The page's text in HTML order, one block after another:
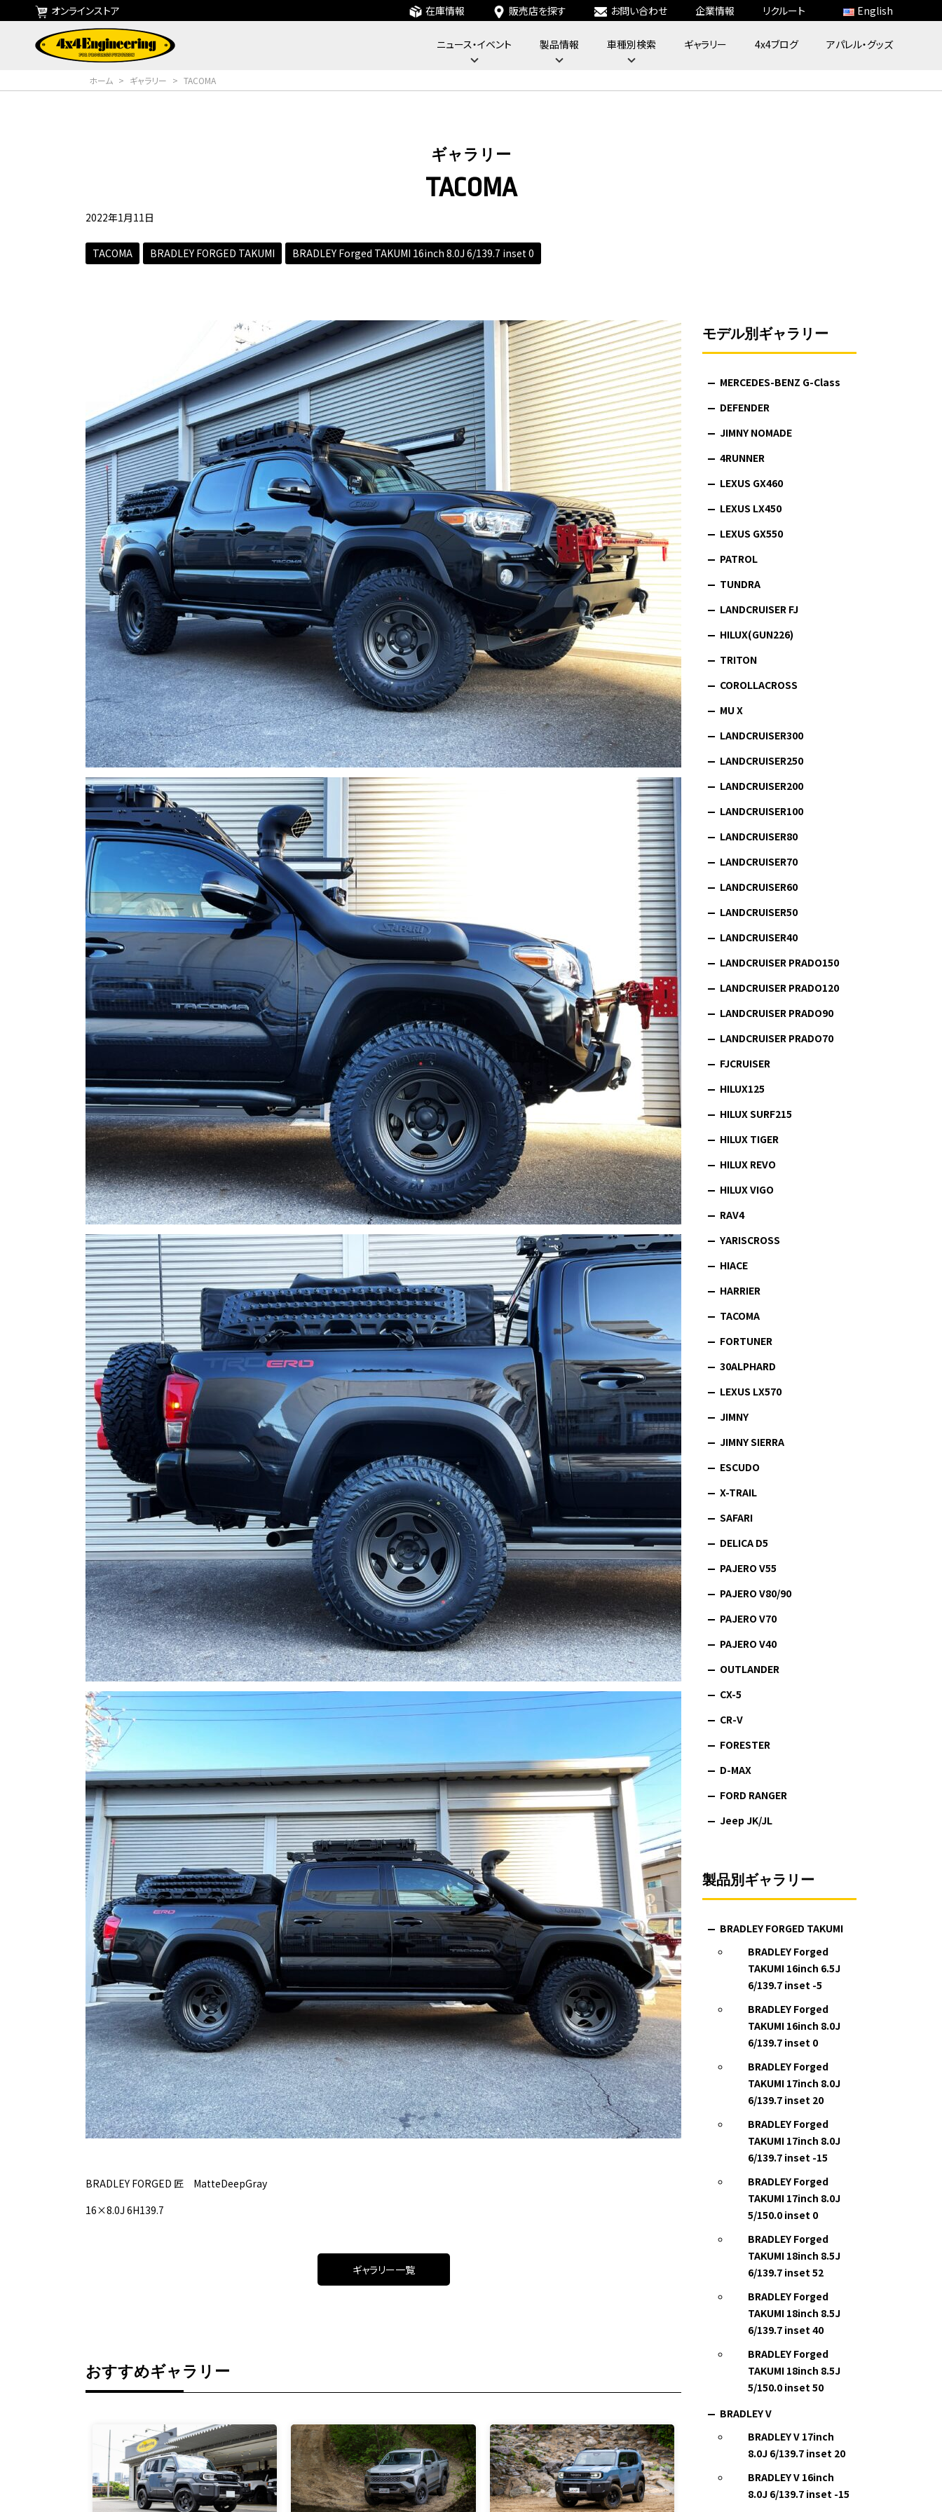
ニュース・イベント 製品情報 車種別検索 ギャラリー 4x4ブログ アパレル・グッズ
オンラインストア 在庫情報 販売店を探す お問い合わせ 企業情報 リクルート English
ホーム > ギャラリー > TACOMA
ギャラリー
TACOMA
2022年1月11日
TACOMA BRADLEY FORGED TAKUMI BRADLEY Forged TAKUMI 16inch 8.0J 6/139.7 inset 0
BRADLEY FORGED 匠 MatteDeepGray
16×8.0J 6H139.7
ギャラリー一覧
おすすめギャラリー
モデル別ギャラリー
MERCEDES-BENZ G-Class
DEFENDER
JIMNY NOMADE
4RUNNER
LEXUS GX460
LEXUS LX450
LEXUS GX550
PATROL
TUNDRA
LANDCRUISER FJ
HILUX(GUN226)
TRITON
COROLLACROSS
MU X
LANDCRUISER300
LANDCRUISER250
LANDCRUISER200
LANDCRUISER100
LANDCRUISER80
LANDCRUISER70
LANDCRUISER60
LANDCRUISER50
LANDCRUISER40
LANDCRUISER PRADO150
LANDCRUISER PRADO120
LANDCRUISER PRADO90
LANDCRUISER PRADO70
FJCRUISER
HILUX125
HILUX SURF215
HILUX TIGER
HILUX REVO
HILUX VIGO
RAV4
YARISCROSS
HIACE
HARRIER
TACOMA
FORTUNER
30ALPHARD
LEXUS LX570
JIMNY
JIMNY SIERRA
ESCUDO
X-TRAIL
SAFARI
DELICA D5
PAJERO V55
PAJERO V80/90
PAJERO V70
PAJERO V40
OUTLANDER
CX-5
CR-V
FORESTER
D-MAX
FORD RANGER
Jeep JK/JL
製品別ギャラリー
BRADLEY FORGED TAKUMI
BRADLEY Forged
TAKUMI 16inch 6.5J
6/139.7 inset -5
BRADLEY Forged
TAKUMI 16inch 8.0J
6/139.7 inset 0
BRADLEY Forged
TAKUMI 17inch 8.0J
6/139.7 inset 20
BRADLEY Forged
TAKUMI 17inch 8.0J
6/139.7 inset -15
BRADLEY Forged
TAKUMI 17inch 8.0J
5/150.0 inset 0
BRADLEY Forged
TAKUMI 18inch 8.5J
6/139.7 inset 52
BRADLEY Forged
TAKUMI 18inch 8.5J
6/139.7 inset 40
BRADLEY Forged
TAKUMI 18inch 8.5J
5/150.0 inset 50
BRADLEY V
BRADLEY V 17inch
8.0J 6/139.7 inset 20
BRADLEY V 16inch
8.0J 6/139.7 inset -15